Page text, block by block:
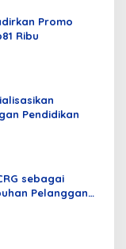
Promo
Ribu
Pendidikan
sebagai
Pelanggan